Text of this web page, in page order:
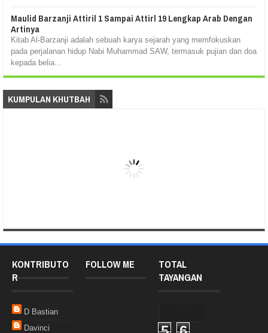
Maulid Barzanji Attiril 1 Sampai Attirl 19 Lengkap Arab Dengan
Artinya
Kitab Al-Barzanji adalah sebuah karya sejarah yang memfokuskan
pada perjalanan hidup Nabi Muhammad SAW, termasuk pujian dan doa
kepada belia...
KUMPULAN KHUTBAH
KONTRIBUTO
R
D Bastian
Davinci
FOLLOW ME
TOTAL
TAYANGAN